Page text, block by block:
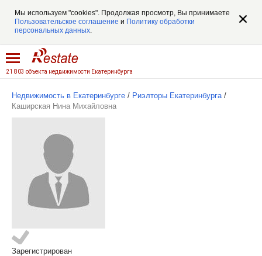
Мы используем "cookies". Продолжая просмотр, Вы принимаете
Пользовательское соглашение и Политику обработки
персональных данных.
21 803 объекта недвижимости Екатеринбурга
Недвижимость в Екатеринбурге / Риэлторы Екатеринбурга /
Каширская Нина Михайловна
Зарегистрирован